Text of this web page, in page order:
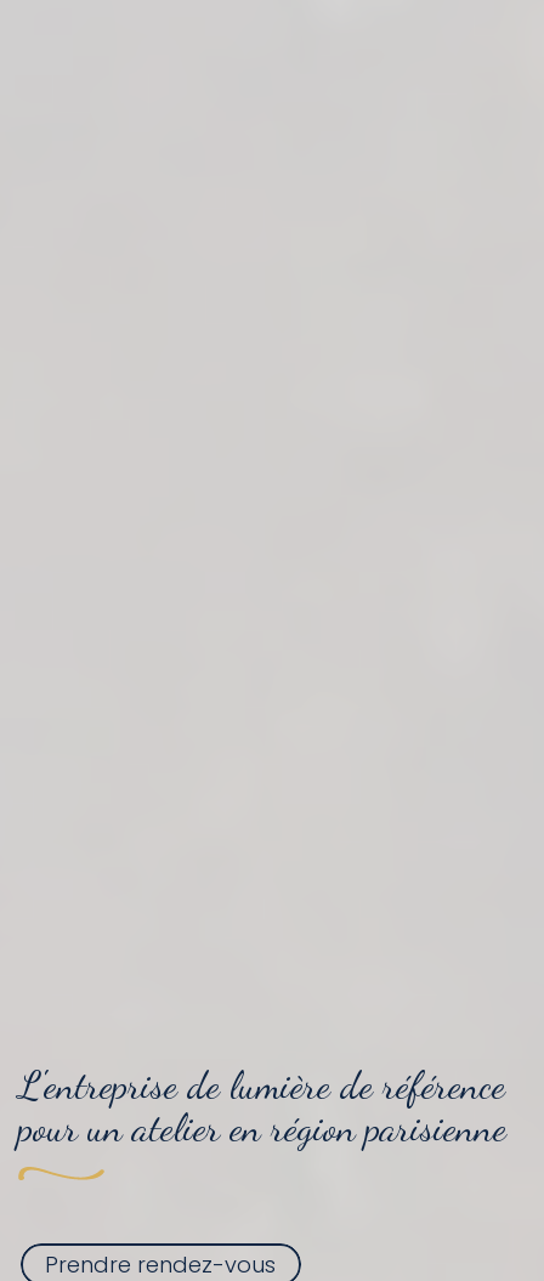
L'entreprisede lumièrede référence
pourun atelieren région parisienne
Prendre rendez-vous